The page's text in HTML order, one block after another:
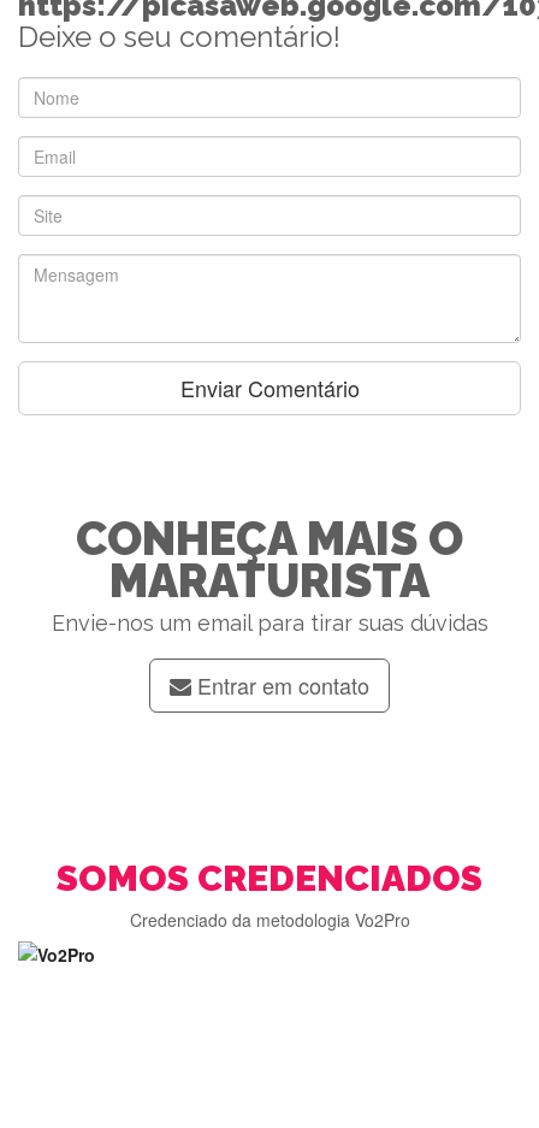
Deixe o seu comentário!
CONHEÇA MAIS O
MARATURISTA
Envie-nos um email para tirar suas dúvidas
Entrar em contato
SOMOS CREDENCIADOS
Credenciado da metodologia Vo2Pro